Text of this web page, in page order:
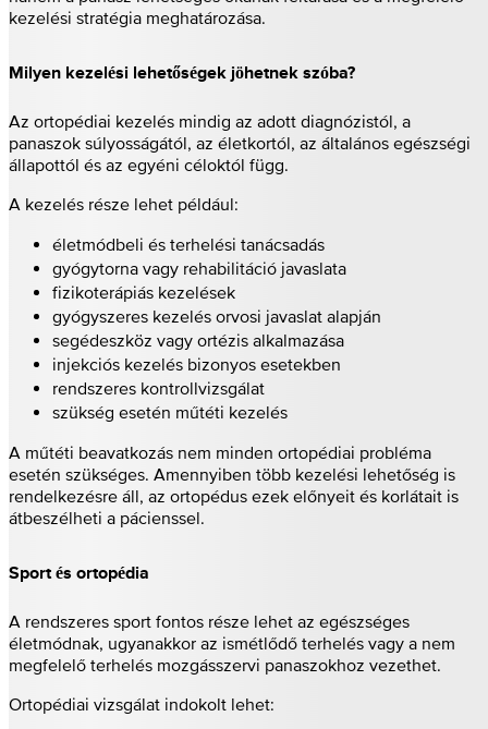
kezelési stratégia meghatározása.
Milyen kezelési lehetőségek jöhetnek szóba?
Az ortopédiai kezelés mindig az adott diagnózistól, a
panaszok súlyosságától, az életkortól, az általános egészségi
állapottól és az egyéni céloktól függ.
A kezelés része lehet például:
életmódbeli és terhelési tanácsadás
gyógytorna vagy rehabilitáció javaslata
fizikoterápiás kezelések
gyógyszeres kezelés orvosi javaslat alapján
segédeszköz vagy ortézis alkalmazása
injekciós kezelés bizonyos esetekben
rendszeres kontrollvizsgálat
szükség esetén műtéti kezelés
A műtéti beavatkozás nem minden ortopédiai probléma
esetén szükséges. Amennyiben több kezelési lehetőség is
rendelkezésre áll, az ortopédus ezek előnyeit és korlátait is
átbeszélheti a pácienssel.
Sport és ortopédia
A rendszeres sport fontos része lehet az egészséges
életmódnak, ugyanakkor az ismétlődő terhelés vagy a nem
megfelelő terhelés mozgásszervi panaszokhoz vezethet.
Ortopédiai vizsgálat indokolt lehet: